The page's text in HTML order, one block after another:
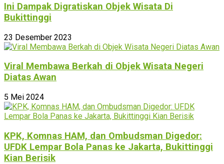
Ini Dampak Digratiskan Objek Wisata Di
Bukittinggi
23 Desember 2023
Viral Membawa Berkah di Objek Wisata Negeri
Diatas Awan
5 Mei 2024
KPK, Komnas HAM, dan Ombudsman Digedor:
UFDK Lempar Bola Panas ke Jakarta, Bukittinggi
Kian Berisik